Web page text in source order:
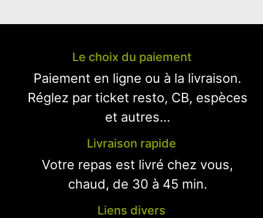
Le choix du paiement
Paiement en ligne ou à la livraison.
Réglez par ticket resto, CB, espèces
et autres...
Livraison rapide
Votre repas est livré chez vous,
chaud, de 30 à 45 min.
Liens divers